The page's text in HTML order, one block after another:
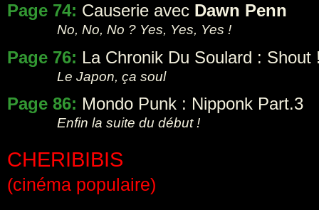
Page 74: Causerie avec Dawn Penn
No, No, No ? Yes, Yes, Yes !
Page 76: La Chronik Du Soulard : Shout
Le Japon, ça soul
Page 86: Mondo Punk : Nipponk Part.3
Enfin la suite du début !
CHERIBIBIS
(cinéma populaire)